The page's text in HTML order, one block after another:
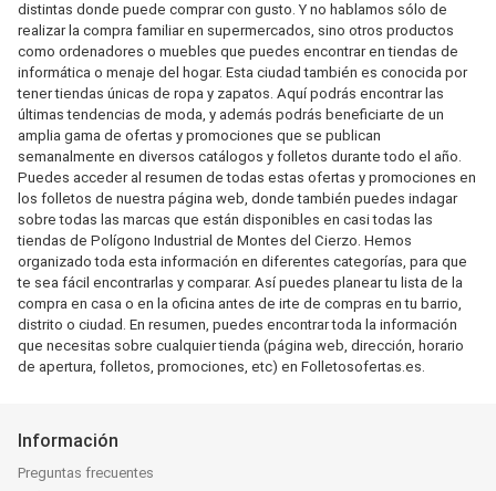
distintas donde puede comprar con gusto. Y no hablamos sólo de
realizar la compra familiar en supermercados, sino otros productos
como ordenadores o muebles que puedes encontrar en tiendas de
informática o menaje del hogar. Esta ciudad también es conocida por
tener tiendas únicas de ropa y zapatos. Aquí podrás encontrar las
últimas tendencias de moda, y además podrás beneficiarte de un
amplia gama de ofertas y promociones que se publican
semanalmente en diversos catálogos y folletos durante todo el año.
Puedes acceder al resumen de todas estas ofertas y promociones en
los folletos de nuestra página web, donde también puedes indagar
sobre todas las marcas que están disponibles en casi todas las
tiendas de Polígono Industrial de Montes del Cierzo. Hemos
organizado toda esta información en diferentes categorías, para que
te sea fácil encontrarlas y comparar. Así puedes planear tu lista de la
compra en casa o en la oficina antes de irte de compras en tu barrio,
distrito o ciudad. En resumen, puedes encontrar toda la información
que necesitas sobre cualquier tienda (página web, dirección, horario
de apertura, folletos, promociones, etc) en Folletosofertas.es.
Información
Preguntas frecuentes